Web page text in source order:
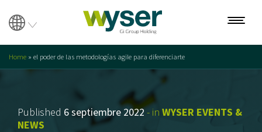
Home » el poder de las metodologías agile para diferenciarte
Nuestro equipo
Published 6 septiembre 2022- in WYSER EVENTS &
NEWS